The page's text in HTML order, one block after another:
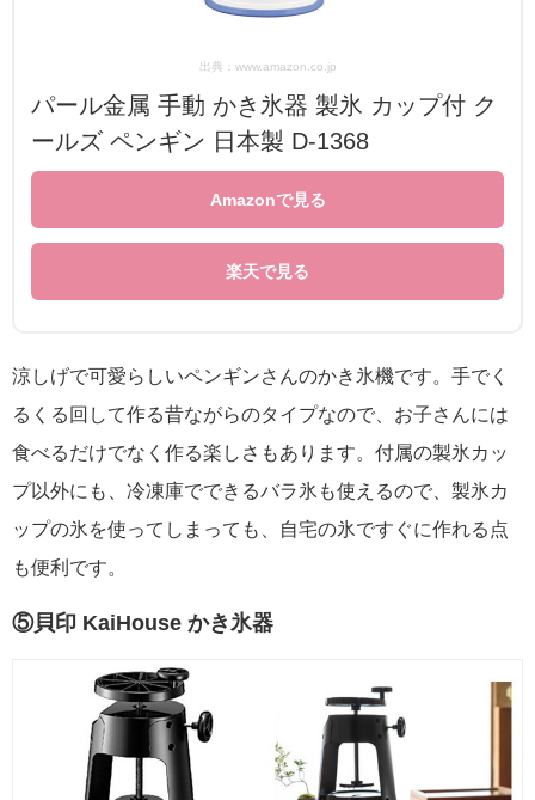
出典：www.amazon.co.jp
パール金属 手動 かき氷器 製氷 カップ付 ク
ールズ ペンギン 日本製 D-1368
Amazonで見る
楽天で見る
涼しげで可愛らしいペンギンさんのかき氷機です。手でく
るくる回して作る昔ながらのタイプなので、お子さんには
食べるだけでなく作る楽しさもあります。付属の製氷カッ
プ以外にも、冷凍庫でできるバラ氷も使えるので、製氷カ
ップの氷を使ってしまっても、自宅の氷ですぐに作れる点
も便利です。
⑤貝印 KaiHouse かき氷器